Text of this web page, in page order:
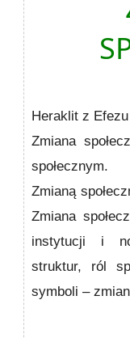
Heraklit z Efezu
Zmiana
społecznym.
Zmianą
Zmiana
instytucji i
struktur, ról
symboli –